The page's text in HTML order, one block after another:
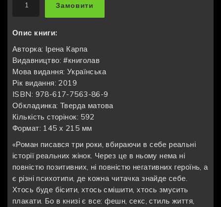
Замовити
Опис книги:
Авторка: Ірена Карпа
Видавництво: #книголав
Мова видання: Українська
Рік видання: 2019
ISBN: 978-617-7563-86-9
Обкладинка: Тверда матова
Кількість сторінок: 592
Формат: 145 х 215 мм
«Роман писався три роки, вбираючи в себе реальні
історії реальних жінок. Через це в ньому нема ні
повністю позитивних, ні повністю негативних героїнь, а
є різні психотипи, де кожна читачка знайде себе.
Хтось буде бісити, хтось смішити, хтось змусить
плакати. Бо в книзі є все: фешн, секс, стиль життя,